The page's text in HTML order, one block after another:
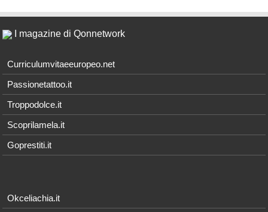
I magazine di Qonnetwork
Curriculumvitaeeuropeo.net
Passionetattoo.it
Troppodolce.it
Scoprilamela.it
Goprestiti.it
Okceliachia.it